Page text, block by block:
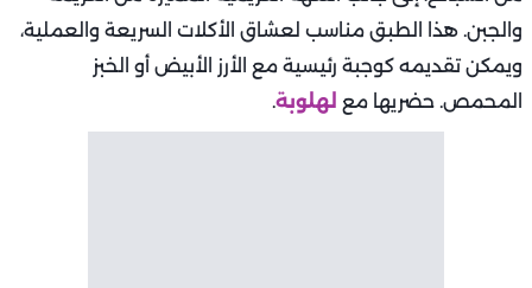
والجبن. هذا الطبق مناسب لعشاق الأكلات السريعة والعملية،
ويمكن تقديمه كوجبة رئيسية مع الأرز الأبيض أو الخبز
المحمص. حضريها مع لهلوبة.